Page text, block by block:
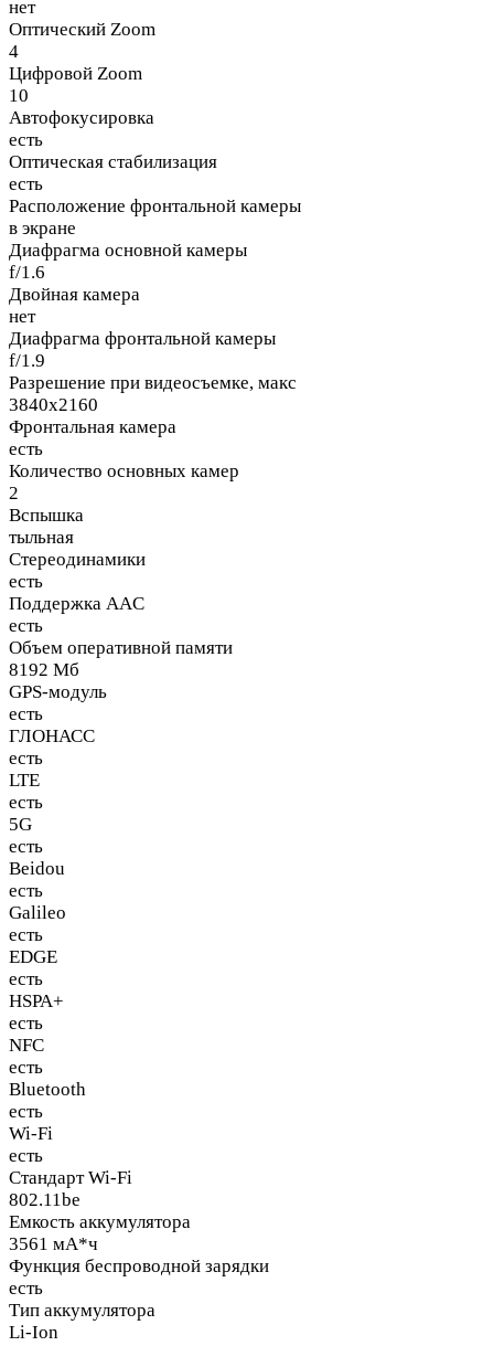
нет
Оптический Zoom
4
Цифровой Zoom
10
Автофокусировка
есть
Оптическая стабилизация
есть
Расположение фронтальной камеры
в экране
Диафрагма основной камеры
f/1.6
Двойная камера
нет
Диафрагма фронтальной камеры
f/1.9
Разрешение при видеосъемке, макс
3840x2160
Фронтальная камера
есть
Количество основных камер
2
Вспышка
тыльная
Стереодинамики
есть
Поддержка AAC
есть
Объем оперативной памяти
8192 Мб
GPS-модуль
есть
ГЛОНАСС
есть
LTE
есть
5G
есть
Beidou
есть
Galileo
есть
EDGE
есть
HSPA+
есть
NFC
есть
Bluetooth
есть
Wi-Fi
есть
Стандарт Wi-Fi
802.11be
Емкость аккумулятора
3561 мА*ч
Функция беспроводной зарядки
есть
Тип аккумулятора
Li-Ion